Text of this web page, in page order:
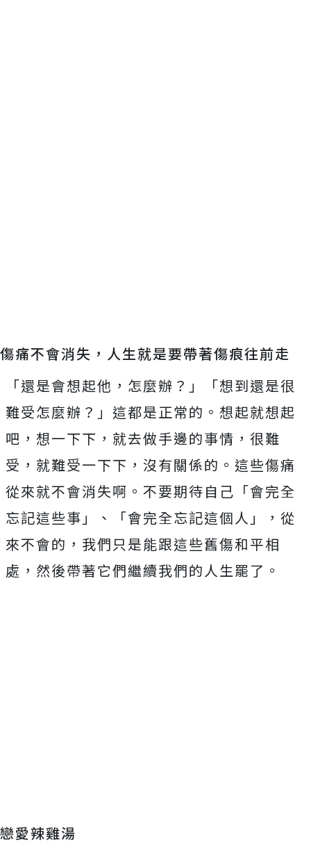
傷痛不會消失，人生就是要帶著傷痕往前走
「還是會想起他，怎麼辦？」「想到還是很
難受怎麼辦？」這都是正常的。想起就想起
吧，想一下下，就去做手邊的事情，很難
受，就難受一下下，沒有關係的。這些傷痛
從來就不會消失啊。不要期待自己「會完全
忘記這些事」、「會完全忘記這個人」，從
來不會的，我們只是能跟這些舊傷和平相
處，然後帶著它們繼續我們的人生罷了。
戀愛辣雞湯